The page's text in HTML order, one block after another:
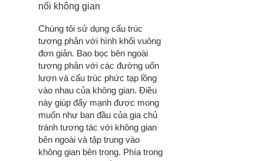
nối không gian
Chúng tôi sử dụng cấu trúc
tương phản với hình khối vuông
đơn giản. Bao bọc bên ngoài
tương phản với các đường uốn
lượn và cấu trúc phức tạp lồng
vào nhau của không gian. Điều
này giúp đẩy mạnh được mong
muốn như ban đầu của gia chủ
tránh tương tác với không gian
bên ngoài và tập trung vào
không gian bên trong. Phía trong